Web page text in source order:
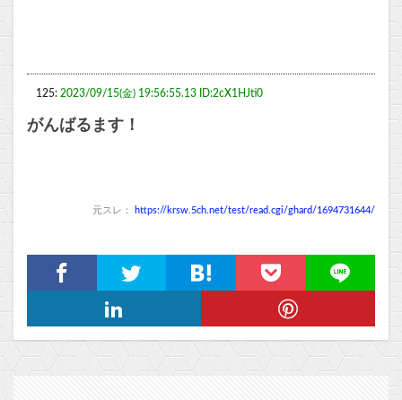
125: 2023/09/15(金) 19:56:55.13 ID:2cX1HJti0
がんばるます！
元スレ： https://krsw.5ch.net/test/read.cgi/ghard/1694731644/